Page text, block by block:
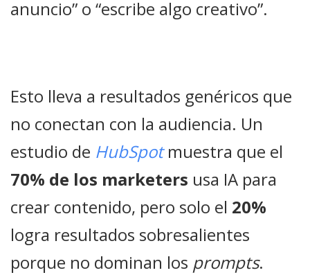
anuncio” o “escribe algo creativo”.
Esto lleva a resultados genéricos que
no conectan con la audiencia. Un
estudio de HubSpotmuestra que el
70% de los marketers usa IA para
crear contenido, pero solo el 20%
logra resultados sobresalientes
porque no dominan los prompts.